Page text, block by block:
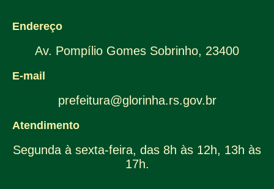
Endereço
Av. Pompílio Gomes Sobrinho, 23400
E-mail
prefeitura@glorinha.rs.gov.br
Atendimento
Segunda à sexta-feira, das 8h às 12h, 13h às
17h.